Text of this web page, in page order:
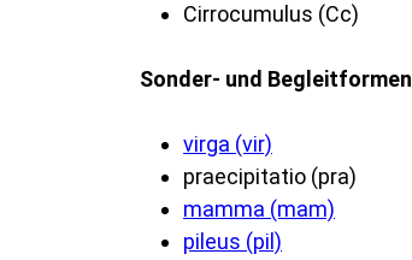
Cirrocumulus (Cc)
Sonder- und Begleitformen
virga (vir)
praecipitatio (pra)
mamma (mam)
pileus (pil)